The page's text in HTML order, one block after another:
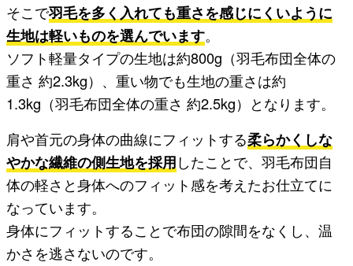
そこで羽毛を多く入れても重さを感じにくいように
生地は軽いものを選んでいます。
ソフト軽量タイプの生地は約800g（羽毛布団全体の
重さ 約2.3kg）、重い物でも生地の重さは約
1.3kg（羽毛布団全体の重さ 約2.5kg）となります。
肩や首元の身体の曲線にフィットする柔らかくしな
やかな繊維の側生地を採用したことで、羽毛布団自
体の軽さと身体へのフィット感を考えたお仕立てに
なっています。
身体にフィットすることで布団の隙間をなくし、温
かさを逃さないのです。